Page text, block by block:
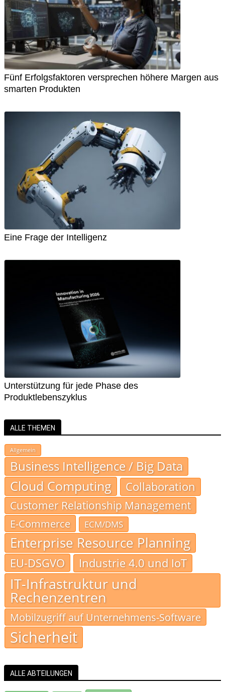
Fünf Erfolgsfaktoren versprechen höhere Margen aus
smarten Produkten
Eine Frage der Intelligenz
Unterstützung für jede Phase des
Produktlebenszyklus
ALLE THEMEN
Allgemein
Business Intelligence / Big Data
Cloud Computing Collaboration
Customer Relationship Management
E-Commerce
ECM/DMS
Enterprise Resource Planning
EU-DSGVO Industrie 4.0 und IoT
IT-Infrastruktur und
Rechenzentren
Mobilzugriff auf Unternehmens-Software
Sicherheit
ALLE ABTEILUNGEN